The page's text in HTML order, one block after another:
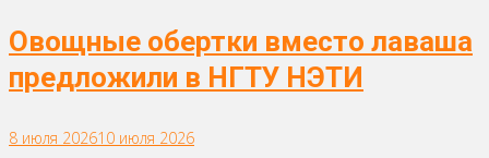
Овощные обертки вместо лаваша
предложили в НГТУ НЭТИ
8 июля 202610 июля 2026